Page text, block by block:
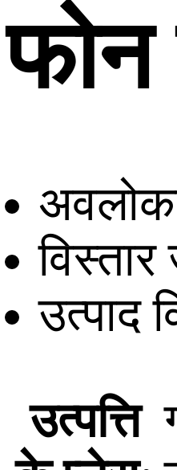
विस्तार
उत्पाद
उत्पत्ति